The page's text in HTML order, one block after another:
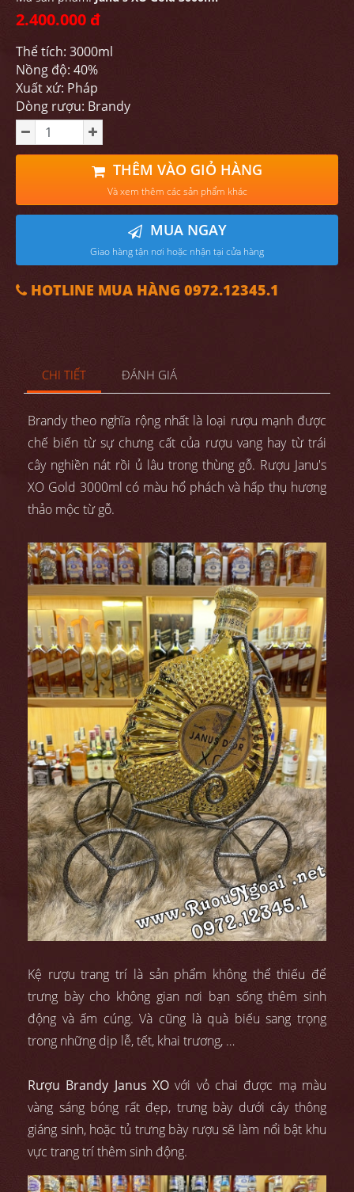
2.400.000 đ
Thể tích: 3000ml
Nồng độ: 40%
Xuất xứ: Pháp
Dòng rượu: Brandy
THÊM VÀO GIỎ HÀNG
Và xem thêm các sản phẩm khác
MUA NGAY
Giao hàng tận nơi hoặc nhận tại cửa hàng
HOTLINE MUA HÀNG 0972.12345.1
CHI TIẾT ĐÁNH GIÁ
Brandy theo nghĩa rộng nhất là loại rượu mạnh được
chế biến từ sự chưng cất của rượu vang hay từ trái
cây nghiền nát rồi ủ lâu trong thùng gỗ. Rượu Janu's
XO Gold 3000ml có màu hổ phách và hấp thụ hương
thảo mộc từ gỗ.
Kệ rượu trang trí là sản phẩm không thể thiếu để
trưng bày cho không gian nơi bạn sống thêm sinh
động và ấm cúng. Và cũng là quà biếu sang trọng
trong những dịp lễ, tết, khai trương, …
Rượu Brandy Janus XO với vỏ chai được mạ màu
vàng sáng bóng rất đẹp, trưng bày dưới cây thông
giáng sinh, hoặc tủ trưng bày rượu sẽ làm nổi bật khu
vực trang trí thêm sinh động.